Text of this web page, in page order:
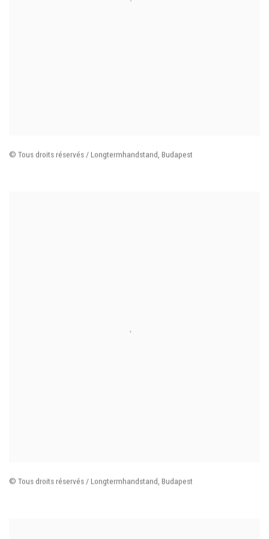
© Tous droits réservés / Longtermhandstand, Budapest
© Tous droits réservés / Longtermhandstand, Budapest